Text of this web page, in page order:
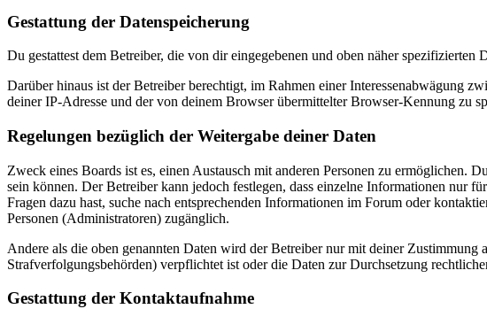
Gestattung der Datenspeicherung
Du gestattest dem Betreiber, die von dir eingegebenen und oben näher
Darüber hinaus ist der Betreiber berechtigt, im Rahmen einer Interessenabwägung
deiner IP-Adresse und der von deinem Browser übermittelter Browser-Kennung zu
Regelungen bezüglich der Weitergabe deiner Daten
Zweck eines Boards ist es, einen Austausch mit anderen Personen zu ermöglichen.
sein können. Der Betreiber kann jedoch festlegen, dass einzelne Informationen nur
Fragen dazu hast, suche nach entsprechenden Informationen im Forum oder
Personen (Administratoren) zugänglich.
Andere als die oben genannten Daten wird der Betreiber nur mit deiner
Strafverfolgungsbehörden) verpflichtet ist oder die Daten zur Durchsetzung
Gestattung der Kontaktaufnahme